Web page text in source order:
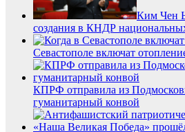
Ким Чен
создания в КНДР
Севастополе включат
КПРФ отправила из
гуманитарный конвой